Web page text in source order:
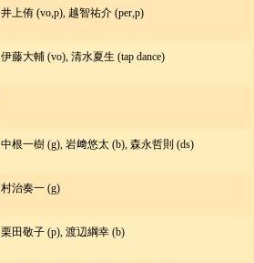
井上侑 (vo,p), 越智祐介 (per,p)
伊藤大輔 (vo), 清水夏生 (tap dance)
中根一樹 (g), 岩﨑悠太 (b), 森永哲則 (ds)
村治奏一 (g)
栗田敬子 (p), 渡辺綱幸 (b)